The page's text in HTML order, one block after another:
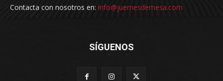
Contacta con nosotros en: info@juernesdemesa.com
SÍGUENOS